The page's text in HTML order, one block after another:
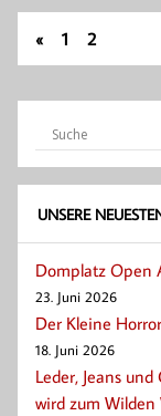
« 1 2
UNSERE
Domplatz Open
23. Juni 2026
Der Kleine
18. Juni 2026
Leder, Jeans
wird zum Wilden